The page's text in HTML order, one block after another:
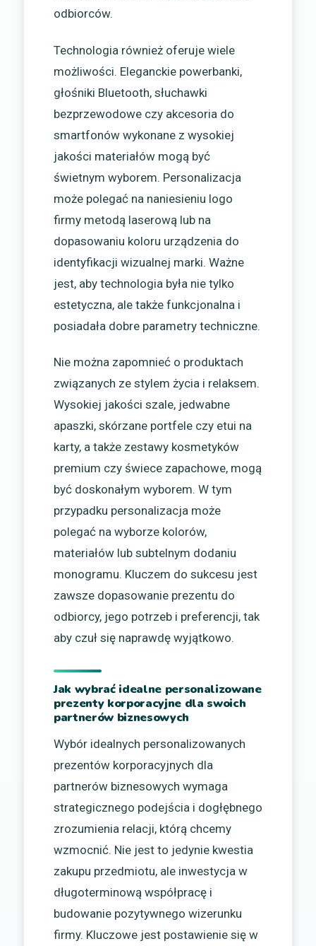
odbiorców.
Technologia również oferuje wiele
możliwości. Eleganckie powerbanki,
głośniki Bluetooth, słuchawki
bezprzewodowe czy akcesoria do
smartfonów wykonane z wysokiej
jakości materiałów mogą być
świetnym wyborem. Personalizacja
może polegać na naniesieniu logo
firmy metodą laserową lub na
dopasowaniu koloru urządzenia do
identyfikacji wizualnej marki. Ważne
jest, aby technologia była nie tylko
estetyczna, ale także funkcjonalna i
posiadała dobre parametry techniczne.
Nie można zapomnieć o produktach
związanych ze stylem życia i relaksem.
Wysokiej jakości szale, jedwabne
apaszki, skórzane portfele czy etui na
karty, a także zestawy kosmetyków
premium czy świece zapachowe, mogą
być doskonałym wyborem. W tym
przypadku personalizacja może
polegać na wyborze kolorów,
materiałów lub subtelnym dodaniu
monogramu. Kluczem do sukcesu jest
zawsze dopasowanie prezentu do
odbiorcy, jego potrzeb i preferencji, tak
aby czuł się naprawdę wyjątkowo.
Jak wybrać idealne personalizowane
prezenty korporacyjne dla swoich
partnerów biznesowych
Wybór idealnych personalizowanych
prezentów korporacyjnych dla
partnerów biznesowych wymaga
strategicznego podejścia i dogłębnego
zrozumienia relacji, którą chcemy
wzmocnić. Nie jest to jedynie kwestia
zakupu przedmiotu, ale inwestycja w
długoterminową współpracę i
budowanie pozytywnego wizerunku
firmy. Kluczowe jest postawienie się w